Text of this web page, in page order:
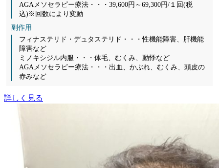
AGAメソセラピー療法・・・39,600円～69,300円/１回(税
込)※回数により変動
副作用
フィナステリド・デュタステリド・・・性機能障害、肝機能
障害など
ミノキシジル内服・・・体毛、むくみ、動悸など
AGAメソセラピー療法・・・出血、かぶれ、むくみ、頭皮の
赤みなど
詳しく見る